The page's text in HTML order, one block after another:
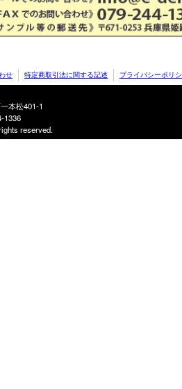
せ 特定商取引法に関する記述 プライバシーポリ
本松401-1
1336
reserved.